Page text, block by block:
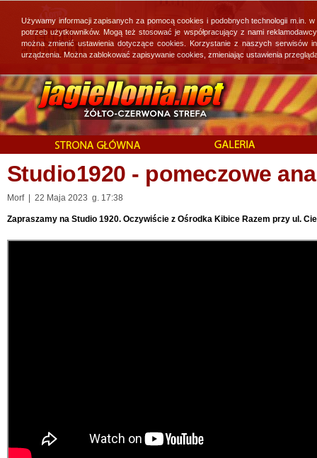
Studio1920 - pomeczowe
Morf | 22 Maja 2023 g. 17:38
Zapraszamy na Studio 1920. Oczywiście z Ośrodka Kibice Razem przy ul.
Używamy informacji zapisanych za pomocą cookies i podobnych technologii
potrzeb użytkowników. Mogą też stosować je współpracujący z nami
można zmienić ustawienia dotyczące cookies. Korzystanie z naszych
urządzenia. Można zablokować zapisywanie cookies, zmieniając ustawienia